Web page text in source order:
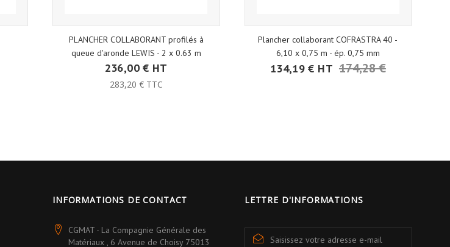
PLANCHER COLLABORANT profilés à
queue d'aronde LEWIS - 2 x 0.63 m
236,00 € HT
283,20 € TTC
Plancher collaborant COFRASTRA 40 -
6,10 x 0,75 m - ép. 0,75 mm
134,19 € HT 174,28 €
INFORMATIONS DE CONTACT
CGMAT - La Compagnie Générale des
Matériaux , 6 Avenue de Choisy 75013
LETTRE D'INFORMATIONS